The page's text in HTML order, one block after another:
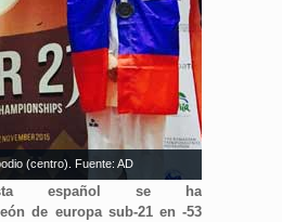
(centro). Fuente: AD
español se ha
de europa sub-21 en -53